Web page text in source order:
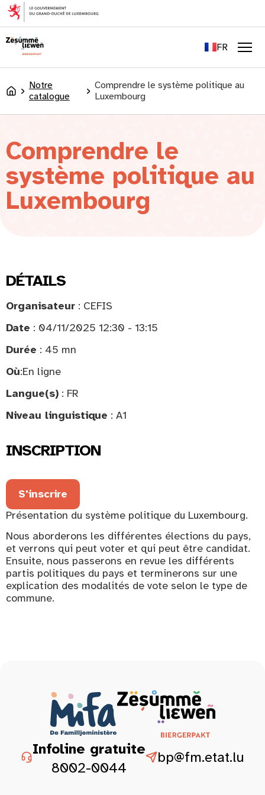
principal
FR
LU
Accueil
Notre
catalogue
Comprendre le système politique au
Luxembourg
Comprendre le
système politique au
Luxembourg
DÉTAILS
Organisateur : CEFIS
Date : 04/11/2025 12:30 - 13:15
Durée : 45 mn
Où:En ligne
Langue(s) : FR
Niveau linguistique : A1
INSCRIPTION
S'inscrire
Présentation du système politique du Luxembourg.
Nous aborderons les différentes élections du pays,
et verrons qui peut voter et qui peut être candidat.
Ensuite, nous passerons en revue les différents
partis politiques du pays et terminerons sur une
explication des modalités de vote selon le type de
commune.
Infoline gratuite
8002-0044
bp@fm.etat.lu